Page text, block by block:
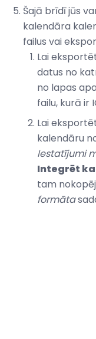
Šajā brīdī jūs
kalendāra
failus vai
Lai
datus no
no lapas
failu, kurā ir
Lai
kalendāru
Iestatījumi
Integrēt
tam
formāta